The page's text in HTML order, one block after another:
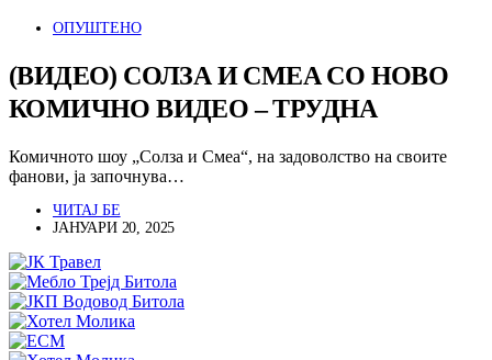
ОПУШТЕНО
(ВИДЕО) СОЛЗА И СМЕА СО НОВО
КОМИЧНО ВИДЕО – ТРУДНА
Комичното шоу „Солза и Смеа“, на задоволство на своите
фанови, ја започнува…
ЧИТАЈ БЕ
ЈАНУАРИ 20, 2025